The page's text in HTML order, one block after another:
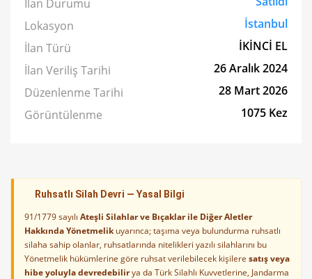
İlan Durumu
Lokasyon
İstanbul
İlan Türü
İKİNCİ EL
İlan Veriliş Tarihi
26 Aralık 2024
Düzenlenme Tarihi
28 Mart 2026
Görüntülenme
1075 Kez
Ruhsatlı Silah Devri — Yasal Bilgi
91/1779 sayılı Ateşli Silahlar ve Bıçaklar ile Diğer Aletler
Hakkında Yönetmelikuyarınca; taşıma veya bulundurma ruhsatlı
silaha sahip olanlar, ruhsatlarında nitelikleri yazılı silahlarını bu
Yönetmelik hükümlerine göre ruhsat verilebilecek kişilere satış veya
hibe yoluyla devredebilirya da Türk Silahlı Kuvvetlerine, Jandarma